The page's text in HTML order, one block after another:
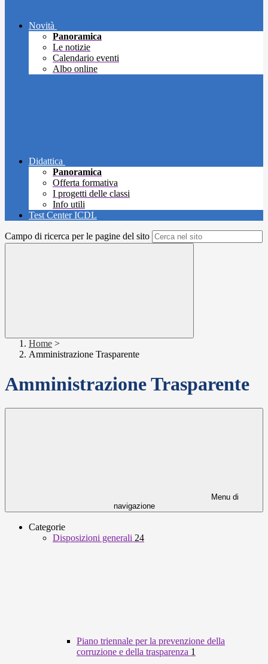
Novità
Panoramica
Le notizie
Calendario eventi
Albo online
Didattica
Panoramica
Offerta formativa
I progetti delle classi
Info utili
Test Center ICDL
Campo di ricerca per le pagine del sito
Home >
Amministrazione Trasparente
Amministrazione Trasparente
Menu di
navigazione
Categorie
Disposizioni generali 24
Piano triennale per la prevenzione della
corruzione e della trasparenza 1